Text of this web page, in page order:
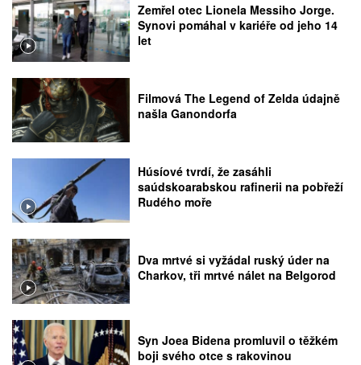
Zemřel otec Lionela Messiho Jorge.
Synovi pomáhal v kariéře od jeho 14
let
Filmová The Legend of Zelda údajně
našla Ganondorfa
Húsíové tvrdí, že zasáhli
saúdskoarabskou rafinerii na pobřeží
Rudého moře
Dva mrtvé si vyžádal ruský úder na
Charkov, tři mrtvé nálet na Belgorod
Syn Joea Bidena promluvil o těžkém
boji svého otce s rakovinou